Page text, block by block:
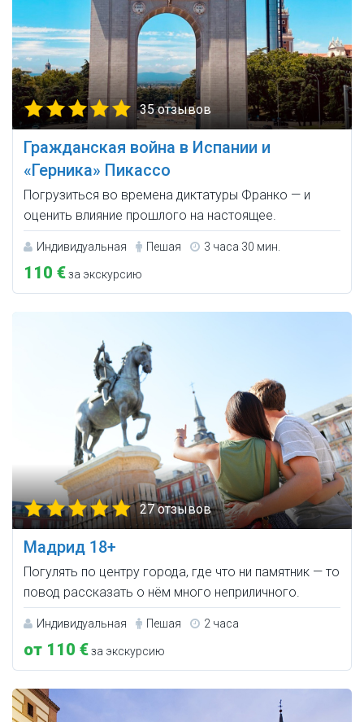
35 отзывов
Гражданская война в Испании и
«Герника» Пикассо
Погрузиться во времена диктатуры Франко — и
оценить влияние прошлого на настоящее.
Индивидуальная Пешая 3 часа 30 мин.
110 €за экскурсию
27 отзывов
Мадрид 18+
Погулять по центру города, где что ни памятник — то
повод рассказать о нём много неприличного.
Индивидуальная Пешая 2 часа
от 110 €за экскурсию